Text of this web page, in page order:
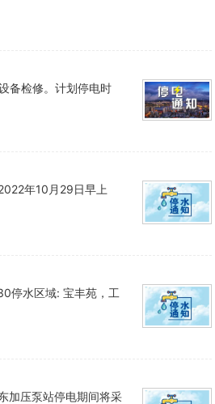
备检修。计划停电时
年10月29日早上
停水区域: 宝丰苑，工
加压泵站停电期间将采